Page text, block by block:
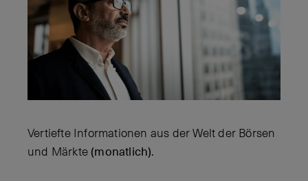
Vertiefte Informationen aus der Welt der Börsen
und Märkte (monatlich).